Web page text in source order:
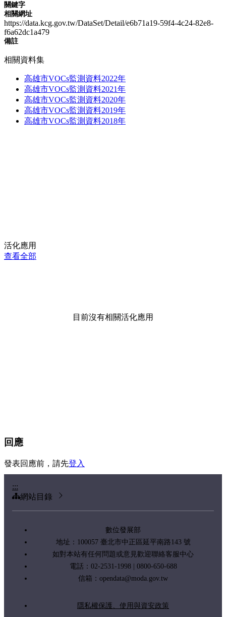
關鍵字
相關網址
https://data.kcg.gov.tw/DataSet/Detail/e6b71a19-59f4-4c24-82e8-
f6a62dc1a479
備註
相關資料集
高雄市VOCs監測資料2022年
高雄市VOCs監測資料2021年
高雄市VOCs監測資料2020年
高雄市VOCs監測資料2019年
高雄市VOCs監測資料2018年
活化應用
查看全部
目前沒有相關活化應用
回應
發表回應前，請先登入
:::
網站目錄
數位發展部
地址：100057 臺北市中正區延平南路143 號
如對本站有任何問題或意見歡迎聯絡客服中心
電話：02-2531-1998 | 0800-650-688
信箱： opendata@moda.gov.tw
隱私權保護、使用與資安政策